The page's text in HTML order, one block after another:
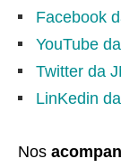
Facebook
YouTube
Twitter da
LinKedin
Nos